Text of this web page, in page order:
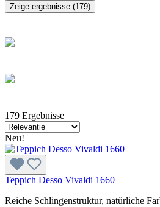
Zeige ergebnisse (179)
179 Ergebnisse
Neu!
Teppich Desso Vivaldi 1660
Reiche Schlingenstruktur, natürliche